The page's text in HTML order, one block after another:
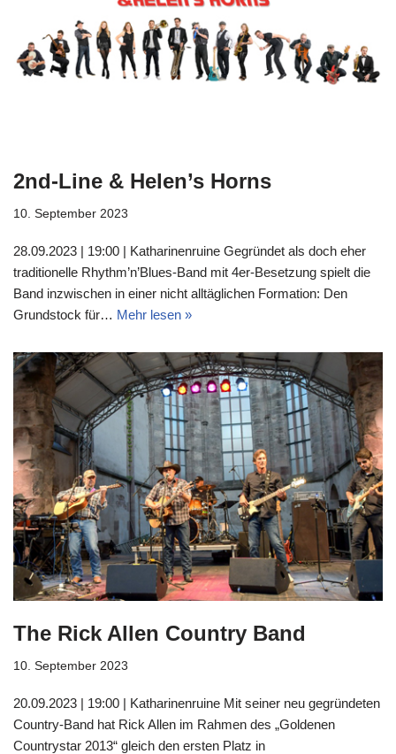
2nd-Line & Helen’s Horns
10. September 2023
28.09.2023 | 19:00 | Katharinenruine Gegründet als doch eher
traditionelle Rhythm’n’Blues-Band mit 4er-Besetzung spielt die
Band inzwischen in einer nicht alltäglichen Formation: Den
Grundstock für… Mehr lesen »
The Rick Allen Country Band
10. September 2023
20.09.2023 | 19:00 | Katharinenruine Mit seiner neu gegründeten
Country-Band hat Rick Allen im Rahmen des „Goldenen
Countrystar 2013“ gleich den ersten Platz in